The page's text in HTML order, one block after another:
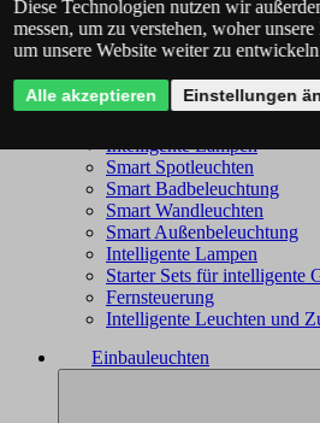
Philips Hue - das
Immax NEO - komplettes
Trio Wiz - das komplette
Smart Kronleuchter
Smart Deckenleuchten
Intelligente Lampen
Smart Spotleuchten
Smart Badbeleuchtung
Smart Wandleuchten
Smart Außenbeleuchtung
Intelligente Lampen
Starter Sets für intelligente
Fernsteuerung
Intelligente Leuchten und
Einbauleuchten
Diese Technologien nutzen wir
messen, um zu verstehen, woher
um unsere Website weiter zu
Alle akzeptieren Einstellungen